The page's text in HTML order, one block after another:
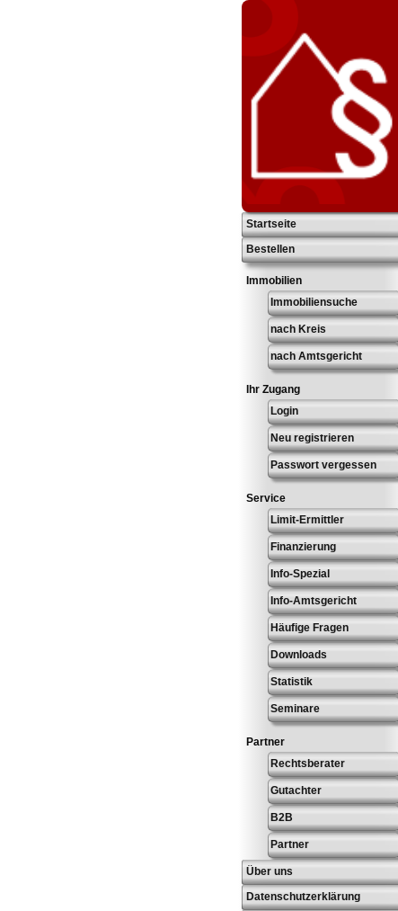
Startseite
Bestellen
Immobilien
Immobiliensuche
nach Kreis
nach Amtsgericht
Ihr Zugang
Login
Neu registrieren
Passwort vergessen
Service
Limit-Ermittler
Finanzierung
Info-Spezial
Info-Amtsgericht
Häufige Fragen
Downloads
Statistik
Seminare
Partner
Rechtsberater
Gutachter
B2B
Partner
Über uns
Datenschutzerklärung